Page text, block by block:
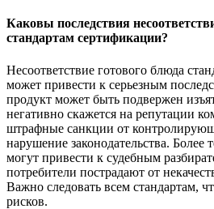
Каковы последствия
стандартам сертификации?
Несоответствие готового блюда
может привести к серьезным
продукт может быть подвержен
негативно скажется на репутации
штрафные санкции от
нарушение законодательства. Более
могут привести к судебным
потребители пострадают от
Важно следовать всем стандартам,
рисков.